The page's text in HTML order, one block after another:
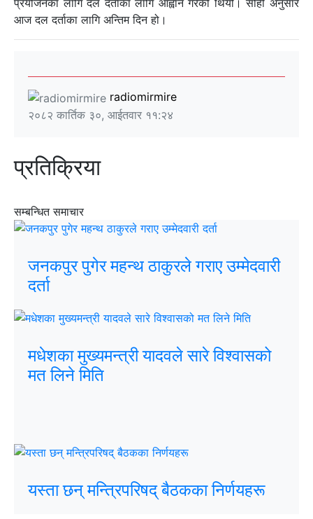
प्रयोजनका लागि दल दर्ताका लागि आह्वान गरेको थियो। सोही अनुसार
आज दल दर्ताका लागि अन्तिम दिन हो।
radiomirmire
२०८२ कार्तिक ३०, आईतवार ११:२४
प्रतिक्रिया
सम्बन्धित समाचार
जनकपुर पुगेर महन्थ ठाकुरले गराए उम्मेदवारी
दर्ता
मधेशका मुख्यमन्त्री यादवले सारे विश्वासको
मत लिने मिति
यस्ता छन् मन्त्रिपरिषद् बैठकका निर्णयहरू